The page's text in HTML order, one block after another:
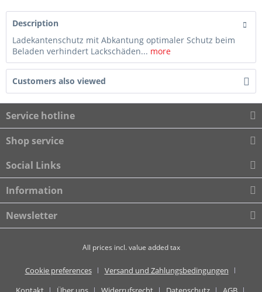
Description
Ladekantenschutz mit Abkantung optimaler Schutz beim
Beladen verhindert Lackschäden... more
Customers also viewed
Service hotline
Shop service
Social Links
Information
Newsletter
All prices incl. value added tax
Cookie preferences
Versand und Zahlungsbedingungen